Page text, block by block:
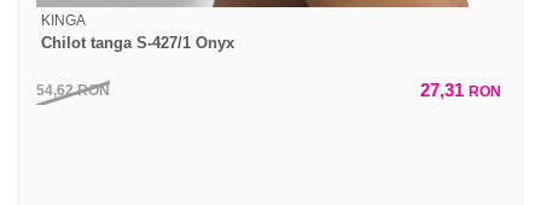
KINGA
Chilot tanga S-427/1 Onyx
54,62RON 27,31 RON